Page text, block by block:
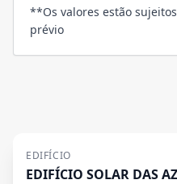
**Os valores estão
prévio
EDIFÍCIO
EDIFÍCIO SOLAR DAS